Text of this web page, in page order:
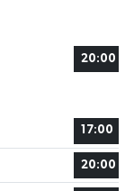
20:00
17:00
20:00